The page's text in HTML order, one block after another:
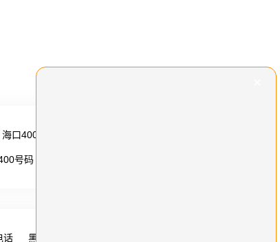
海口400电话
号码
话 黑龙江400电话